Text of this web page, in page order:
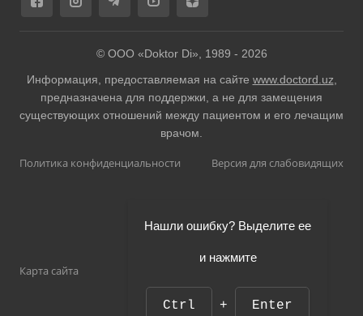
© ООО «Doktor Di», 1989 - 2026
Информация, предоставляемая на сайте www.doctord.uz
предназначена для поддержки, а не для замещения
существующих отношений между пациентом и его лечащим
врачом.
Политика конфиденциальности Версия для слабовидящих
Карта сайта
Нашли ошибку? Выделите ее
и нажмите
Ctrl + Enter